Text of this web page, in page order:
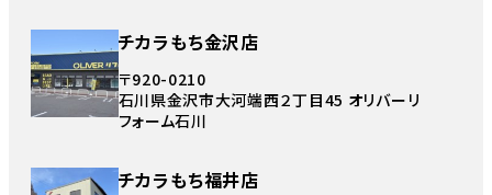
チカラもち金沢店
〒920-0210
石川県金沢市大河端西２丁目45 オリバーリ
フォーム石川
チカラもち福井店